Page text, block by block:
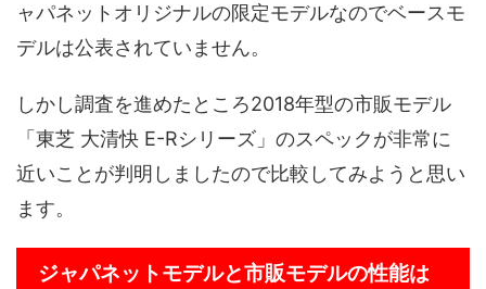
ャパネットオリジナルの限定モデルなのでベースモ
デルは公表されていません。
しかし調査を進めたところ2018年型の市販モデル
「東芝 大清快 E-Rシリーズ」のスペックが非常に
近いことが判明しましたので比較してみようと思い
ます。
ジャパネットモデルと市販モデルの性能は